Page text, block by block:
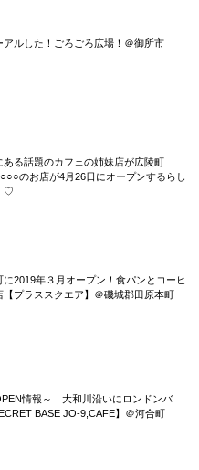
アルした！ごろごろ広場！＠御所市
ある話題のカフェの姉妹店が広陵町
のお店が4月26日にオープンするらし
♡
に2019年３月オープン！食パンとコーヒ
【プラススクエア】＠磯城郡田原本町
情報～ 大和川沿いにロンドンバ
BASE JO-9,CAFE】＠河合町